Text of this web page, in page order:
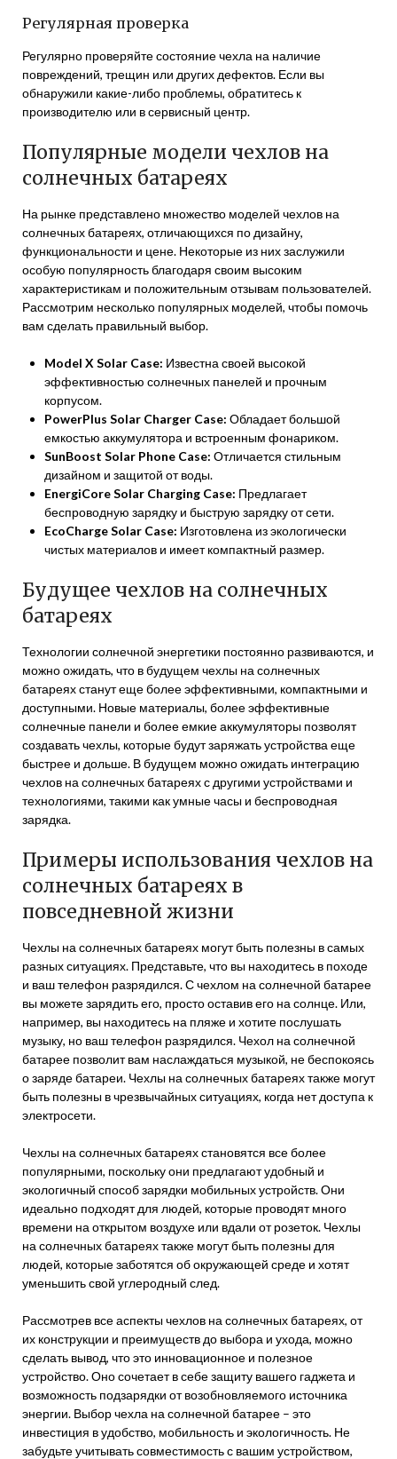
Регулярная проверка
Регулярно проверяйте состояние чехла на наличие
повреждений, трещин или других дефектов. Если вы
обнаружили какие-либо проблемы, обратитесь к
производителю или в сервисный центр.
Популярные модели чехлов на
солнечных батареях
На рынке представлено множество моделей чехлов на
солнечных батареях, отличающихся по дизайну,
функциональности и цене. Некоторые из них заслужили
особую популярность благодаря своим высоким
характеристикам и положительным отзывам пользователей.
Рассмотрим несколько популярных моделей, чтобы помочь
вам сделать правильный выбор.
Model X Solar Case: Известна своей высокой
эффективностью солнечных панелей и прочным
корпусом.
PowerPlus Solar Charger Case: Обладает большой
емкостью аккумулятора и встроенным фонариком.
SunBoost Solar Phone Case: Отличается стильным
дизайном и защитой от воды.
EnergiCore Solar Charging Case: Предлагает
беспроводную зарядку и быструю зарядку от сети.
EcoCharge Solar Case: Изготовлена из экологически
чистых материалов и имеет компактный размер.
Будущее чехлов на солнечных
батареях
Технологии солнечной энергетики постоянно развиваются, и
можно ожидать, что в будущем чехлы на солнечных
батареях станут еще более эффективными, компактными и
доступными. Новые материалы, более эффективные
солнечные панели и более емкие аккумуляторы позволят
создавать чехлы, которые будут заряжать устройства еще
быстрее и дольше. В будущем можно ожидать интеграцию
чехлов на солнечных батареях с другими устройствами и
технологиями, такими как умные часы и беспроводная
зарядка.
Примеры использования чехлов на
солнечных батареях в
повседневной жизни
Чехлы на солнечных батареях могут быть полезны в самых
разных ситуациях. Представьте, что вы находитесь в походе
и ваш телефон разрядился. С чехлом на солнечной батарее
вы можете зарядить его, просто оставив его на солнце. Или,
например, вы находитесь на пляже и хотите послушать
музыку, но ваш телефон разрядился. Чехол на солнечной
батарее позволит вам наслаждаться музыкой, не беспокоясь
о заряде батареи. Чехлы на солнечных батареях также могут
быть полезны в чрезвычайных ситуациях, когда нет доступа к
электросети.
Чехлы на солнечных батареях становятся все более
популярными, поскольку они предлагают удобный и
экологичный способ зарядки мобильных устройств. Они
идеально подходят для людей, которые проводят много
времени на открытом воздухе или вдали от розеток. Чехлы
на солнечных батареях также могут быть полезны для
людей, которые заботятся об окружающей среде и хотят
уменьшить свой углеродный след.
Рассмотрев все аспекты чехлов на солнечных батареях, от
их конструкции и преимуществ до выбора и ухода, можно
сделать вывод, что это инновационное и полезное
устройство. Оно сочетает в себе защиту вашего гаджета и
возможность подзарядки от возобновляемого источника
энергии. Выбор чехла на солнечной батарее – это
инвестиция в удобство, мобильность и экологичность. Не
забудьте учитывать совместимость с вашим устройством,